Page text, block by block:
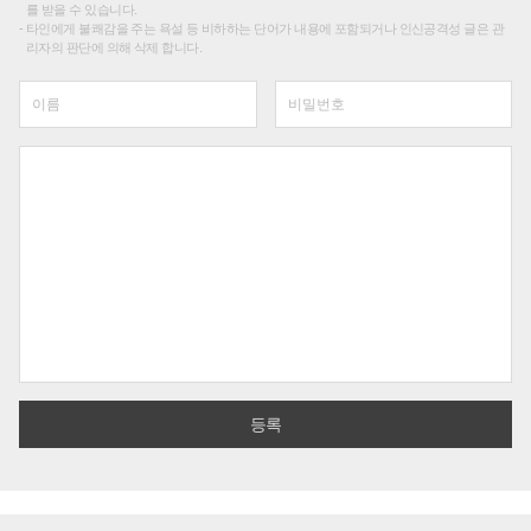
를 받을 수 있습니다.
타인에게 불쾌감을 주는 욕설 등 비하하는 단어가 내용에 포함되거나 인신공격성 글은 관
리자의 판단에 의해 삭제 합니다.